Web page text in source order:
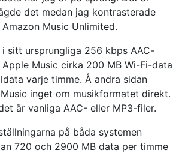
det medan jag kontrasterade
Music Unlimited.
i sitt ursprungliga 256 kbps AAC-
Music cirka 200 MB Wi-Fi-data
varje timme. Å andra sidan
inget om musikformatet direkt.
är vanliga AAC- eller MP3-filer.
på båda systemen
720 och 2900 MB data per timme